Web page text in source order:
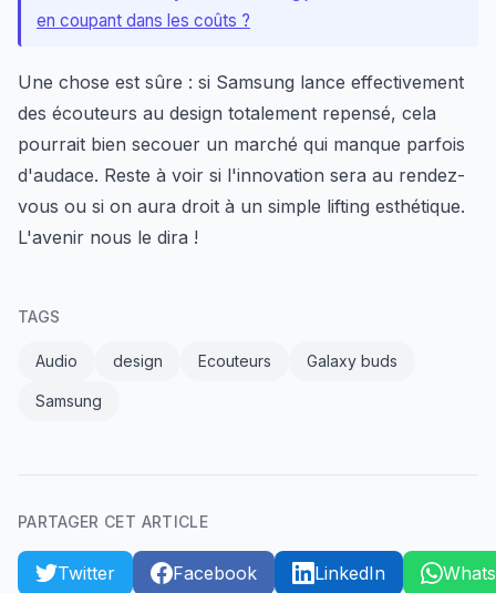
en coupant dans les coûts ?
Une chose est sûre : si Samsung lance effectivement
des écouteurs au design totalement repensé, cela
pourrait bien secouer un marché qui manque parfois
d'audace. Reste à voir si l'innovation sera au rendez-
vous ou si on aura droit à un simple lifting esthétique.
L'avenir nous le dira !
TAGS
Audio design Ecouteurs Galaxy buds
Samsung
PARTAGER CET ARTICLE
Twitter Facebook LinkedIn